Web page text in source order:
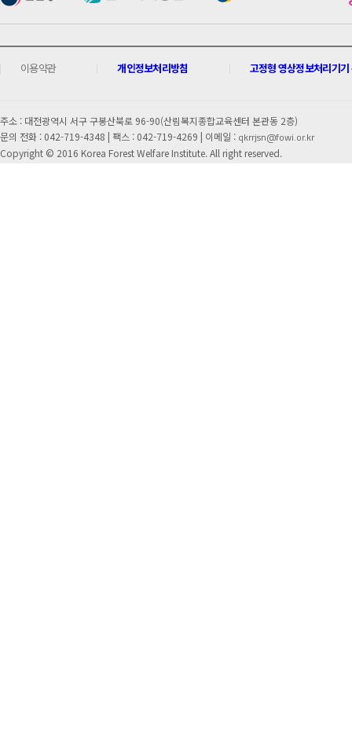
이용약관 개인정보처리방침 고정형 영상정보처리기기
주소 : 대전광역시 서구 구봉산북로 96-90(산림복지종합교육센터 본관동 2층)
문의 전화 : 042-719-4348 | 팩스 : 042-719-4269 | 이메일 : qkrrjsn@fowi.or.kr
Copyright © 2016 Korea Forest Welfare Institute. All right reserved.